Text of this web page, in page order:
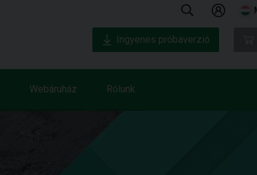
Webáruház Rólunk
Ingyenes próbaverzió